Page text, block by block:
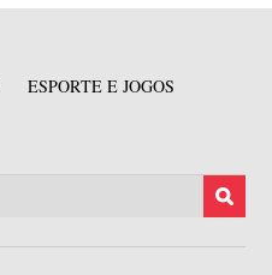
ESPORTE E JOGOS